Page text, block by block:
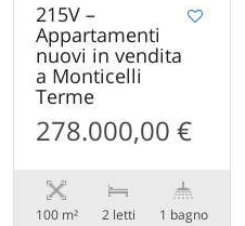
215V –
Appartamenti
nuovi in vendita
a Monticelli
Terme
278.000,00 €
100 m² 2 letti 1 bagno